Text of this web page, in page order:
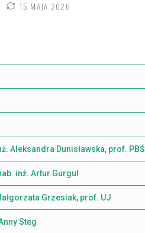
15 MAJA 2026
Aleksandra Dunisławska, prof. PBŚ
inż. Artur Gurgul
Grzesiak, prof. UJ
Steg